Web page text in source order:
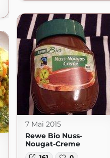
7 Mai 2015
Rewe Bio Nuss-
Nougat-Creme